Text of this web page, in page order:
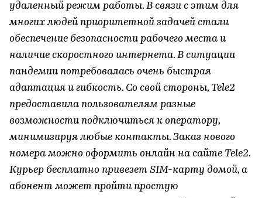
удаленный режим работы. В связи с этим для
многих людей приоритетной задачей стали
обеспечение безопасности рабочего места и
наличие скоростного интернета. В ситуации
пандемии потребовалась очень быстрая
адаптация и гибкость. Со свой стороны, Tele2
предоставила пользователям разные
возможности подключиться к оператору,
минимизируя любые контакты. Заказ нового
номера можно оформить онлайн на сайте Tele2.
Курьер бесплатно привезет SIM-карту домой, а
абонент может пройти простую